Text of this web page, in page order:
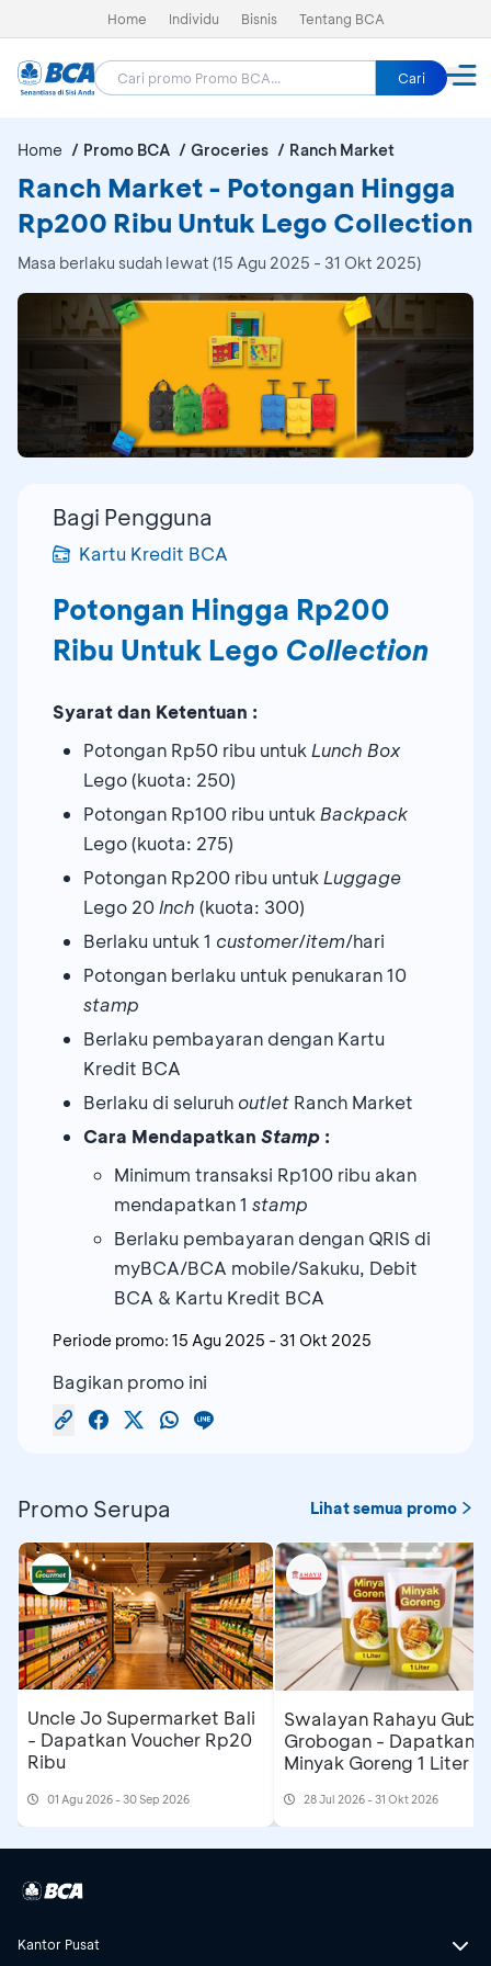
Home Individu Bisnis Tentang BCA
Cari
Home Promo BCA Groceries Ranch Market
Ranch Market - Potongan Hingga
Rp200 Ribu Untuk Lego Collection
Masa berlaku sudah lewat (15 Agu 2025 - 31 Okt 2025)
Bagi Pengguna
Kartu Kredit BCA
Potongan Hingga Rp200
Ribu Untuk Lego Collection
Syarat dan Ketentuan :
Potongan Rp50 ribu untuk Lunch Box
Lego (kuota: 250)
Potongan Rp100 ribu untuk Backpack
Lego (kuota: 275)
Potongan Rp200 ribu untuk Luggage
Lego 20Inch (kuota: 300)
Berlaku untuk 1 customer/item/hari
Potongan berlaku untuk penukaran 10
stamp
Berlaku pembayaran dengan Kartu
Kredit BCA
Berlaku di seluruh outlet Ranch Market
Cara Mendapatkan Stamp :
Minimum transaksi Rp100 ribu akan
mendapatkan 1 stamp
Berlaku pembayaran dengan QRIS di
myBCA/BCA mobile/Sakuku, Debit
BCA & Kartu Kredit BCA
Periode promo: 15 Agu 2025 - 31 Okt 2025
Bagikan promo ini
Promo Serupa Lihat semua promo
Uncle Jo Supermarket Bali
- Dapatkan Voucher Rp20
Ribu
01 Agu 2026 - 30 Sep 2026
Swalayan Rahayu
Grobogan - Dapatkan
Minyak Goreng 1 Liter
28 Jul 2026 - 31 Okt 2026
Kantor Pusat